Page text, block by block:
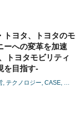
トヨタ、トヨタのモ
ーへの変革を加速
トヨタモビリティ
を目指す-
テクノロジー CASE コネ